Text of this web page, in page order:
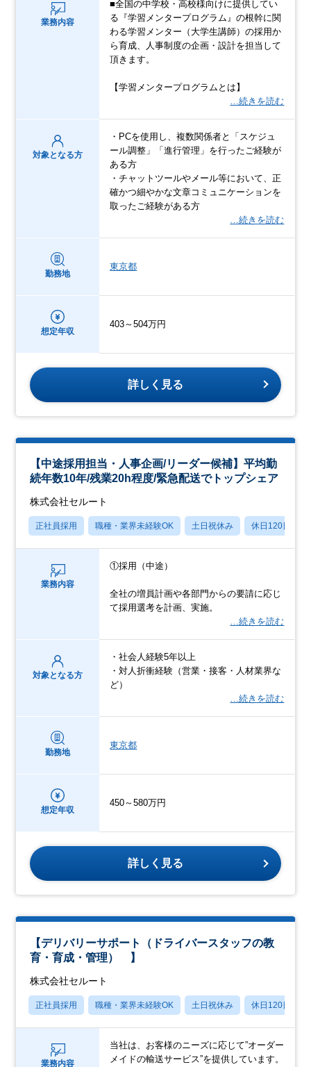
業務内容
■全国の中学校・高校様向けに提供してい
る『学習メンタープログラム』の根幹に関
わる学習メンター（大学生講師）の採用か
ら育成、人事制度の企画・設計を担当して
頂きます。
【学習メンタープログラムとは】
…続きを読む
対象となる方
・PCを使用し、複数関係者と「スケジュ
ール調整」「進行管理」を行ったご経験が
ある方
・チャットツールやメール等において、正
確かつ細やかな文章コミュニケーションを
取ったご経験がある方
…続きを読む
勤務地
東京都
想定年収
403～504万円
詳しく見る
【中途採用担当・人事企画/リーダー候補】平均勤
続年数10年/残業20h程度/緊急配送でトップシェア
株式会社セルート
正社員採用 職種・業界未経験OK 土日祝休み 休日120日以上
業務内容
①採用（中途）
全社の増員計画や各部門からの要請に応じ
て採用選考を計画、実施。
…続きを読む
対象となる方
・社会人経験5年以上
・対人折衝経験（営業・接客・人材業界な
ど）
…続きを読む
勤務地
東京都
想定年収
450～580万円
詳しく見る
【デリバリーサポート（ドライバースタッフの教
育・育成・管理） 】
株式会社セルート
正社員採用 職種・業界未経験OK 土日祝休み 休日120日以上
業務内容
当社は、お客様のニーズに応じて”オーダー
メイドの輸送サービス”を提供しています。